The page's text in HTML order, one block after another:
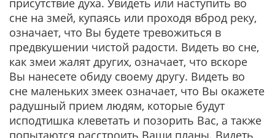
присутствие духа. Увидеть или наступить во
сне на змей, купаясь или проходя вброд реку,
означает, что Вы будете тревожиться в
предвкушении чистой радости. Видеть во сне,
как змеи жалят других, означает, что вскоре
Вы нанесете обиду своему другу. Видеть во
сне маленьких змеек означает, что Вы окажете
радушный прием людям, которые будут
исподтишка клеветать и позорить Вас, а также
попытаются расстроить Ваши планы. Видеть